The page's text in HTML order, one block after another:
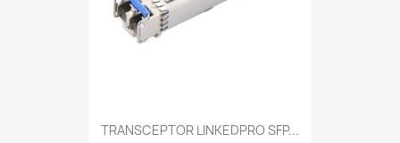
TRANSCEPTOR LINKEDPRO SFP...